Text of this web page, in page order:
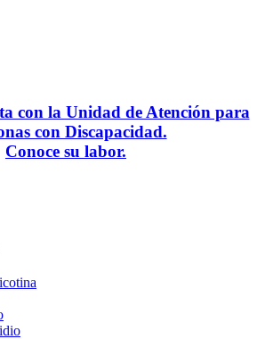
con la Unidad de Atención para
con Discapacidad.
Conoce su labor.